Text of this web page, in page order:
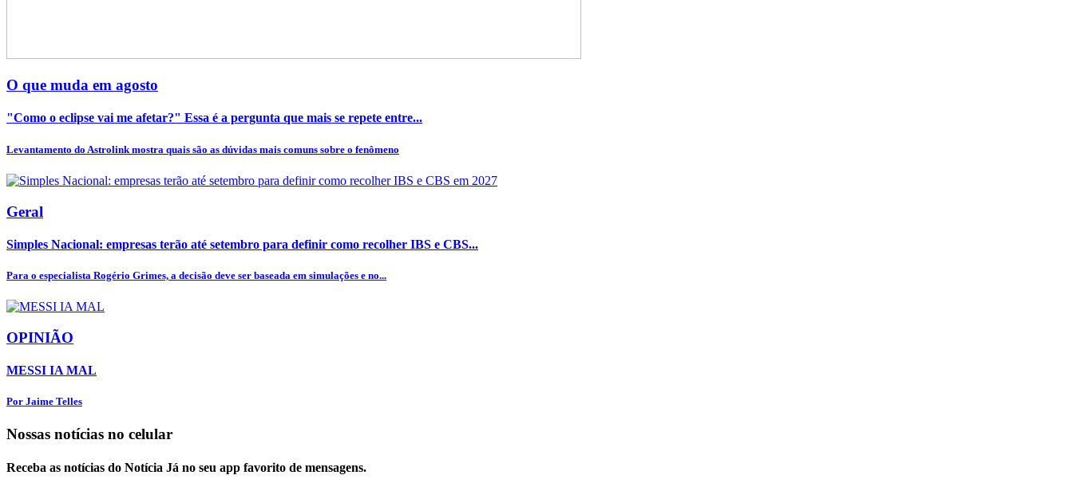
O que muda em agosto
"Como o eclipse vai me afetar?" Essa é a pergunta que mais se repete entre...
Levantamento do Astrolink mostra quais são as dúvidas mais comuns sobre o fenômeno
Geral
Simples Nacional: empresas terão até setembro para definir como recolher IBS e CBS...
Para o especialista Rogério Grimes, a decisão deve ser baseada em simulações e no...
OPINIÃO
MESSI IA MAL
Por Jaime Telles
Nossas notícias no celular
Receba as notícias do Notícia Já no seu app favorito de mensagens.